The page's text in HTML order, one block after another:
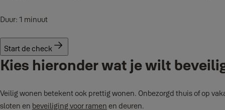
Duur: 1 minuut
Start de check
Kies hieronder wat je wilt
Veilig wonen betekent ook prettig wonen. Onbezorgd thuis of op
sloten en beveiliging voor ramen en deuren.